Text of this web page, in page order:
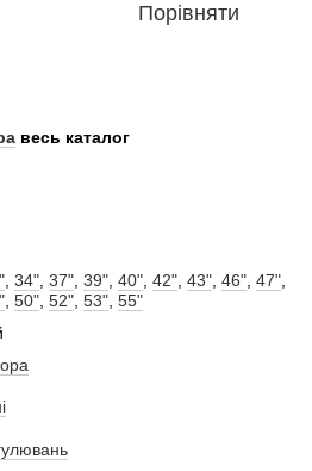
Порівняти
весь каталог
34" 37" 39" 40" 42" 43" 46" 47"
50" 52" 53" 55"